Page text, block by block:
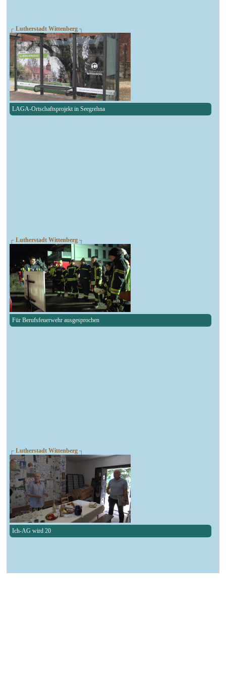
┌ Lutherstadt Wittenberg ┐
LAGA-Ortschaftsprojekt in Seegrehna
┌ Lutherstadt Wittenberg ┐
Für Berufsfeuerwehr ausgesprochen
┌ Lutherstadt Wittenberg ┐
Ich-AG wird 20